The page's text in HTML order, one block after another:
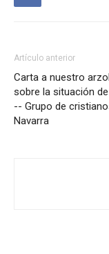
Artículo anterior
Carta a nuestro
sobre la situación
-- Grupo de
Navarra